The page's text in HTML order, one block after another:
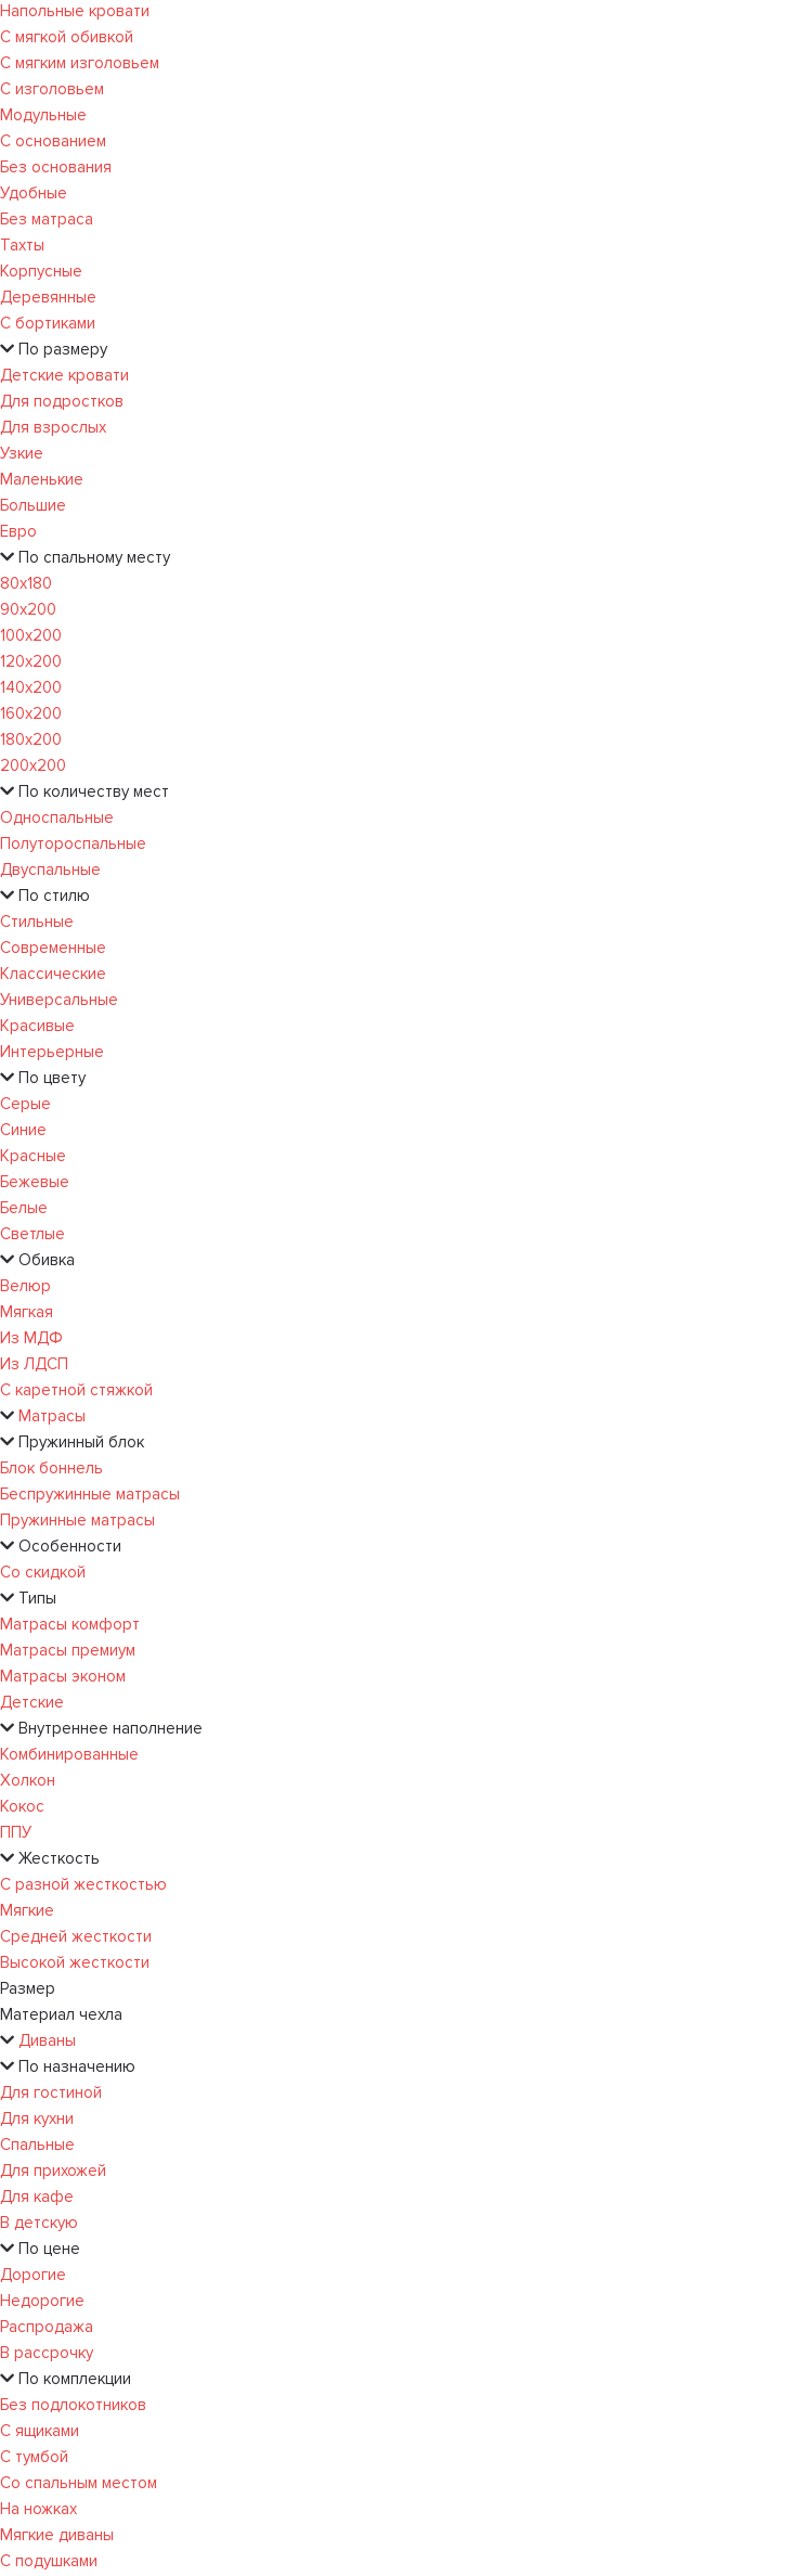
Напольные кровати
С мягкой обивкой
С мягким изголовьем
С изголовьем
Модульные
С основанием
Без основания
Удобные
Без матраса
Тахты
Корпусные
Деревянные
С бортиками
По размеру
Детские кровати
Для подростков
Для взрослых
Узкие
Маленькие
Большие
Евро
По спальному месту
80х180
90х200
100х200
120x200
140х200
160х200
180х200
200х200
По количеству мест
Односпальные
Полутороспальные
Двуспальные
По стилю
Стильные
Современные
Классические
Универсальные
Красивые
Интерьерные
По цвету
Серые
Синие
Красные
Бежевые
Белые
Светлые
Обивка
Велюр
Мягкая
Из МДФ
Из ЛДСП
С каретной стяжкой
Матрасы
Пружинный блок
Блок боннель
Беспружинные матрасы
Пружинные матрасы
Особенности
Со скидкой
Типы
Матрасы комфорт
Матрасы премиум
Матрасы эконом
Детские
Внутреннее наполнение
Комбинированные
Холкон
Кокос
ППУ
Жесткость
С разной жесткостью
Мягкие
Средней жесткости
Высокой жесткости
Размер
Материал чехла
Диваны
По назначению
Для гостиной
Для кухни
Спальные
Для прихожей
Для кафе
В детскую
По цене
Дорогие
Недорогие
Распродажа
В рассрочку
По комплекции
Без подлокотников
С ящиками
С тумбой
Со спальным местом
На ножках
Мягкие диваны
С подушками